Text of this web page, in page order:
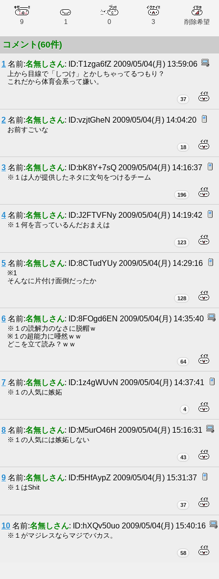
9 1 0 3 削除希望
コメント(60件)
1 名前:名無しさん: ID:T1zga6fZ 2009/05/04(月) 13:59:06
上から目線で「しつけ」とかしちゃってるつもり？
これだから体育会系って嫌い。
37
2 名前:名無しさん: ID:vzjtGheN 2009/05/04(月) 14:04:20
お前すごいな
18
3 名前:名無しさん: ID:bK8Y+7sQ 2009/05/04(月) 14:16:37
※１は人が提供したネタに文句をつけるチーム
196
4 名前:名無しさん: ID:J2FTVFNy 2009/05/04(月) 14:19:42
※１何を言っているんだおまえは
123
5 名前:名無しさん: ID:8CTudYUy 2009/05/04(月) 14:29:16
※1
そんなに片付け面倒だったか
128
6 名前:名無しさん: ID:8FOgd6EN 2009/05/04(月) 14:35:40
※１の読解力のなさに脱帽ｗ
※１の超能力に唖然ｗｗ
どこを立て読み？ｗｗ
64
7 名前:名無しさん: ID:1z4gWUvN 2009/05/04(月) 14:37:41
※１の人気に嫉妬
4
8 名前:名無しさん: ID:M5urO46H 2009/05/04(月) 15:16:31
※１の人気には嫉妬しない
43
9 名前:名無しさん: ID:f5HfAypZ 2009/05/04(月) 15:31:37
※１はShit
37
10 名前:名無しさん: ID:hXQv50uo 2009/05/04(月) 15:40:16
※１がマジレスならマジでバカス。
58